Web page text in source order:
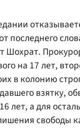
последнего
Шохрат.
на 17 лет,
в колонию
взятку,
лет, а для
свободы